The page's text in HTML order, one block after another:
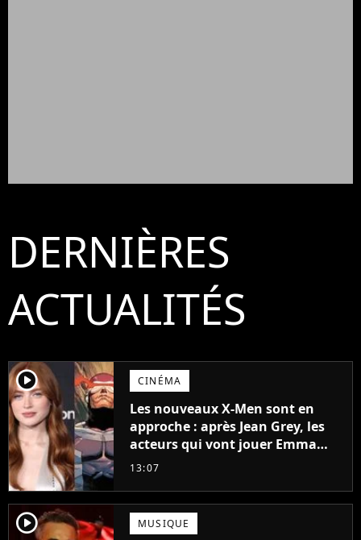
DERNIÈRES
ACTUALITÉS
player2 CINÉMA
Les nouveaux X-Men sont en
approche : après Jean Grey, les
acteurs qui vont jouer Emma
Frost et Cyclope trouvés !
13:07
player2 MUSIQUE